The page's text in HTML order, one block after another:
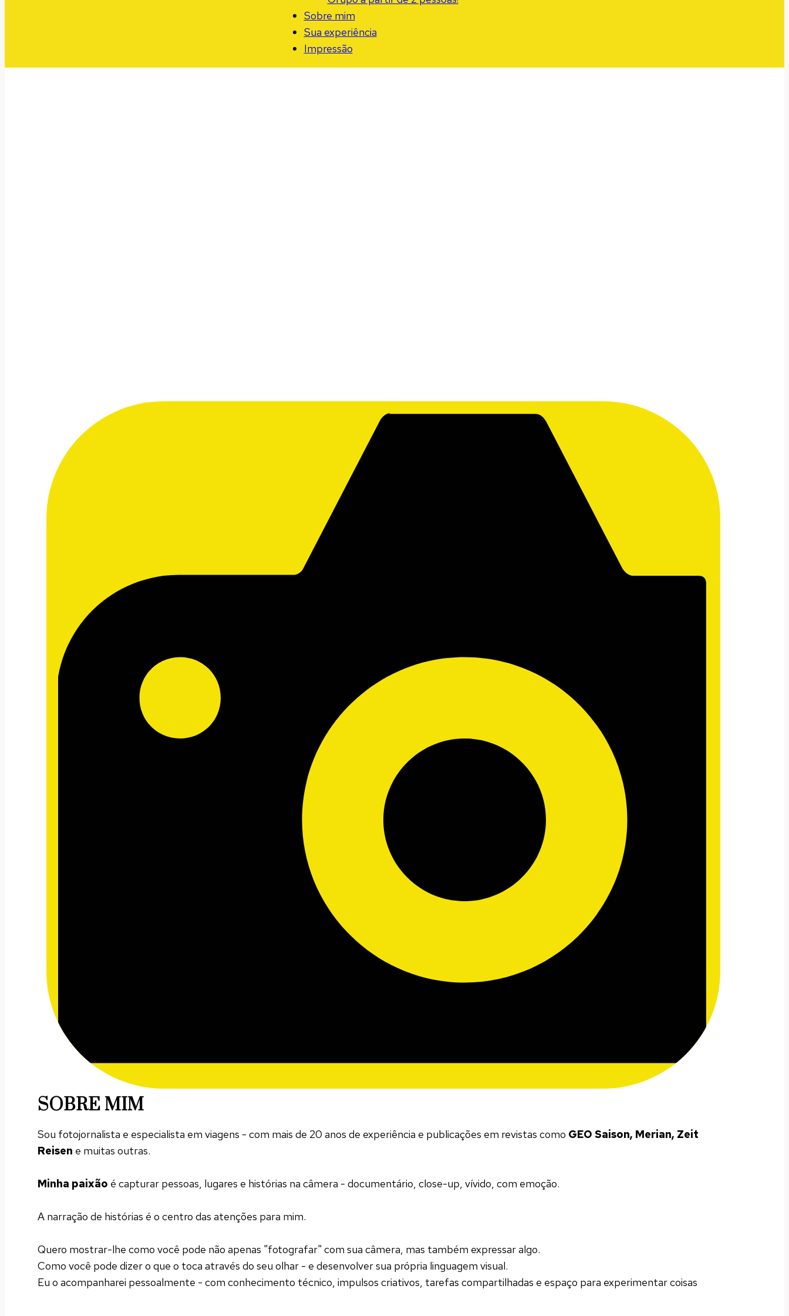
Sobre mim
Sua experiência
Impressão
SOBRE MIM
Sou fotojornalista e especialista em viagens - com mais de 20 anos de experiência e publicações em revistas como GEO Saison, Merian, Zeit
Reisen e muitas outras.
Minha paixão é capturar pessoas, lugares e histórias na câmera - documentário, close-up, vívido, com emoção.
A narração de histórias é o centro das atenções para mim.
Quero mostrar-lhe como você pode não apenas "fotografar" com sua câmera, mas também expressar algo.
Como você pode dizer o que o toca através do seu olhar - e desenvolver sua própria linguagem visual.
Eu o acompanharei pessoalmente - com conhecimento técnico, impulsos criativos, tarefas compartilhadas e espaço para experimentar coisas